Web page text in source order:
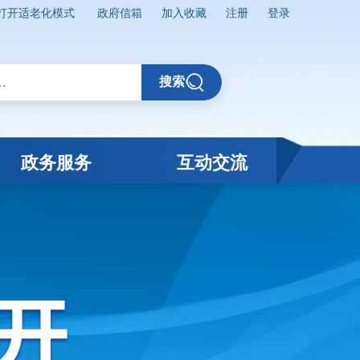
开适老化模式 政府信箱 加入收藏 注册 登录
搜索
政务服务 互动交流